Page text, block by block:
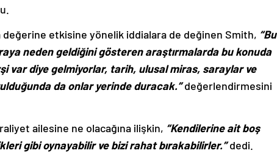
etkisine yönelik iddialara de değinen Smith, “Bu
neden geldiğini gösteren araştırmalarda bu konuda
var diye gelmiyorlar, tarih, ulusal miras, saraylar ve
da onlar yerinde duracak.”değerlendirmesini
ailesine ne olacağına ilişkin, “Kendilerine ait boş
gibi oynayabilir ve bizi rahat bırakabilirler.”dedi.